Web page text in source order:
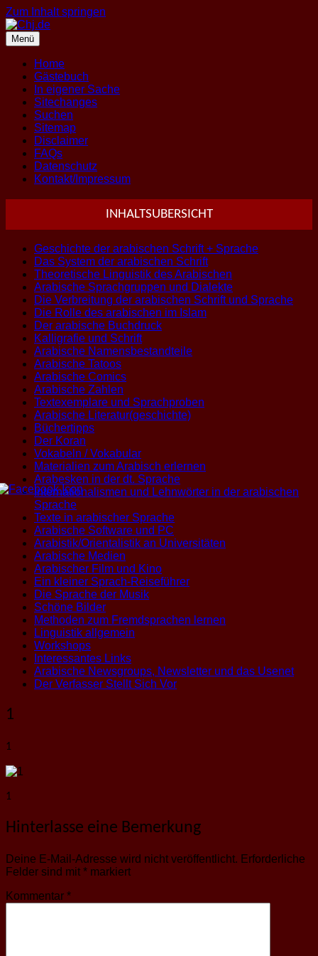
Zum Inhalt springen
Menü
Home
Gästebuch
In eigener Sache
Sitechanges
Suchen
Sitemap
Disclaimer
FAQs
Datenschutz
Kontakt/Impressum
INHALTSUBERSICHT
Geschichte der arabischen Schrift + Sprache
Das System der arabischen Schrift
Theoretische Linguistik des Arabischen
Arabische Sprachgruppen und Dialekte
Die Verbreitung der arabischen Schrift und Sprache
Die Rolle des arabischen im Islam
Der arabische Buchdruck
Kalligrafie und Schrift
Arabische Namensbestandteile
Arabische Tatoos
Arabische Comics
Arabische Zahlen
Textexemplare und Sprachproben
Arabische Literatur(geschichte)
Büchertipps
Der Koran
Vokabeln / Vokabular
Materialien zum Arabisch erlernen
Arabesken in der dt. Sprache
Internationalismen und Lehnwörter in der arabischen
Sprache
Texte in arabischer Sprache
Arabische Software und PC
Arabistik/Orientalistik an Universitäten
Arabische Medien
Arabischer Film und Kino
Ein kleiner Sprach-Reiseführer
Die Sprache der Musik
Schöne Bilder
Methoden zum Fremdsprachen lernen
Linguistik allgemein
Workshops
Interessantes Links
Arabische Newsgroups, Newsletter und das Usenet
Der Verfasser Stellt Sich Vor
1
1
1
Hinterlasse eine Bemerkung
Deine E-Mail-Adresse wird nicht veröffentlicht. Erforderliche
Felder sind mit * markiert
Kommentar *